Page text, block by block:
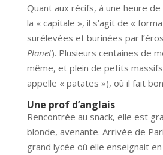
Quant aux récifs, à une heure de
la « capitale », il s’agit de «
surélevées et burinées par
Planet). Plusieurs centaines de
même, et plein de petits massifs
appelle « patates »), où il fait
Une prof d’anglais
Rencontrée au snack, elle est
blonde, avenante. Arrivée de
grand lycée où elle enseignait